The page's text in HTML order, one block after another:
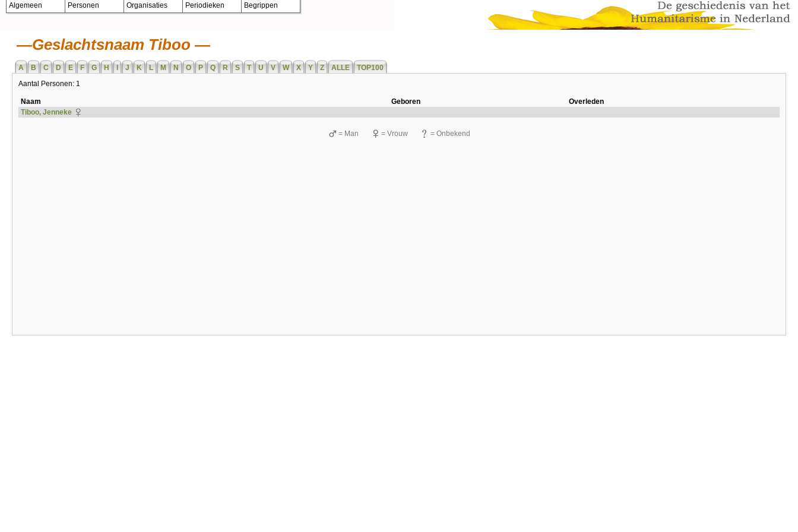
Algemeen Personen Organisaties Periodieken Begrippen
Geslachtsnaam Tiboo
A B C D E F G H J K L M N O P Q R S T U V W X Y Z ALLE
TOP100
Aantal Personen: 1
Naam Geboren
Overleden
Tiboo, Jenneke
= Man = Vrouw = Onbekend